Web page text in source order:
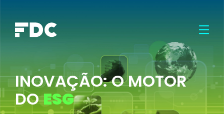
INOVAÇÃO: O MOTOR
DOESG